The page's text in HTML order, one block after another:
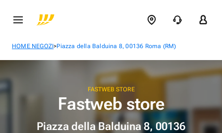
HOME NEGOZI>Piazza della Balduina 8, 00136 Roma (RM)
FASTWEB STORE
Fastweb store
Piazza della Balduina 8, 00136